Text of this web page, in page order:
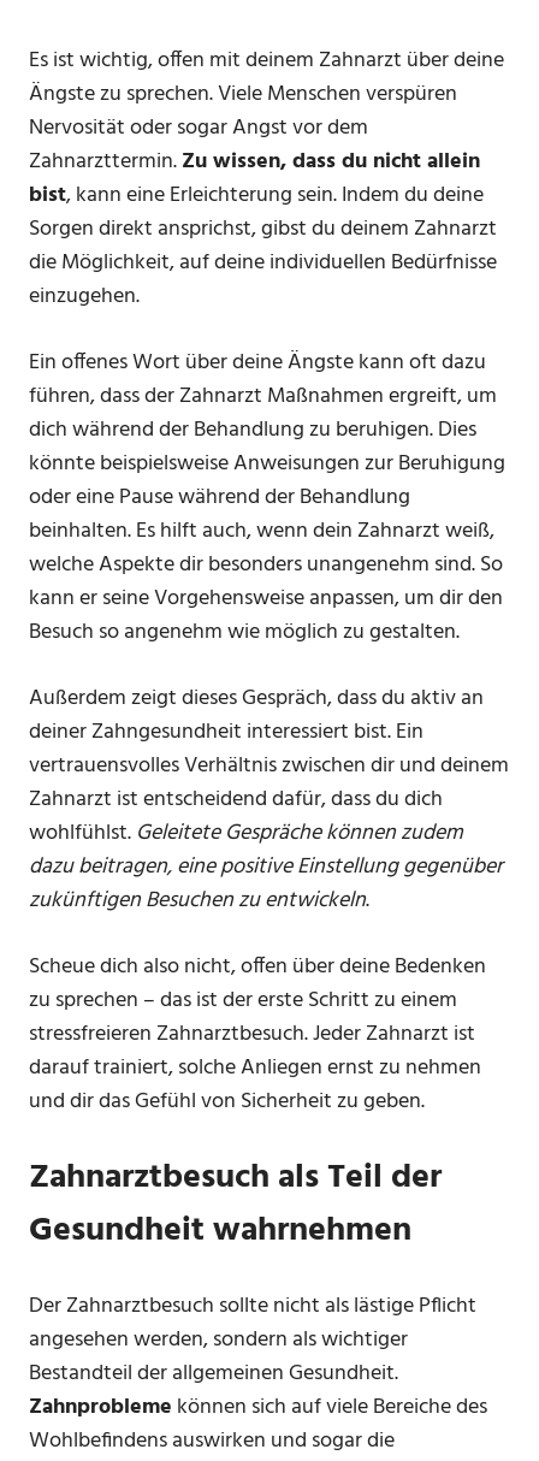
Es ist wichtig, offen mit deinem Zahnarzt über deine
Ängste zu sprechen. Viele Menschen verspüren
Nervosität oder sogar Angst vor dem
Zahnarzttermin.Zu wissen, dass du nicht allein
bist, kann eine Erleichterung sein. Indem du deine
Sorgen direkt ansprichst, gibst du deinem Zahnarzt
die Möglichkeit, auf deine individuellen Bedürfnisse
einzugehen.
Ein offenes Wort über deine Ängste kann oft dazu
führen, dass der Zahnarzt Maßnahmen ergreift, um
dich während der Behandlung zu beruhigen. Dies
könnte beispielsweise Anweisungen zur Beruhigung
oder eine Pause während der Behandlung
beinhalten. Es hilft auch, wenn dein Zahnarzt weiß,
welche Aspekte dir besonders unangenehm sind. So
kann er seine Vorgehensweise anpassen, um dir den
Besuch so angenehm wie möglich zu gestalten.
Außerdem zeigt dieses Gespräch, dass du aktiv an
deiner Zahngesundheit interessiert bist. Ein
vertrauensvolles Verhältnis zwischen dir und deinem
Zahnarzt ist entscheidend dafür, dass du dich
wohlfühlst. Geleitete Gespräche können zudem
dazu beitragen, eine positive Einstellung gegenüber
zukünftigen Besuchen zu entwickeln.
Scheue dich also nicht, offen über deine Bedenken
zu sprechen – das ist der erste Schritt zu einem
stressfreieren Zahnarztbesuch. Jeder Zahnarzt ist
darauf trainiert, solche Anliegen ernst zu nehmen
und dir das Gefühl von Sicherheit zu geben.
Zahnarztbesuch als Teil der
Gesundheit wahrnehmen
Der Zahnarztbesuch sollte nicht als lästige Pflicht
angesehen werden, sondern als wichtiger
Bestandteil der allgemeinen Gesundheit.
Zahnprobleme können sich auf viele Bereiche des
Wohlbefindens auswirken und sogar die